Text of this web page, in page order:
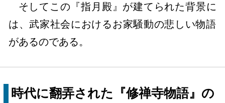
そしてこの『指月殿』が建てられた背景に
は、武家社会におけるお家騒動の悲しい物語
があるのである。
時代に翻弄された『修禅寺物語』の